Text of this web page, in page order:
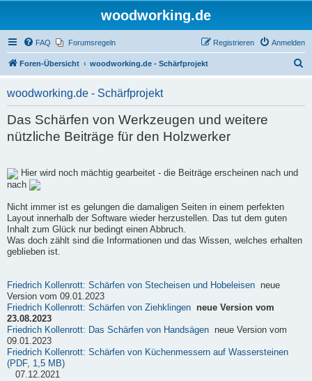
woodworking.de
FAQ Forumsregeln Anmelden
Registrieren
Foren-Übersicht woodworking.de - Schärfprojekt
woodworking.de - Schärfprojekt
Das Schärfen von Werkzeugen und weitere
nützliche Beiträge für den Holzwerker
Hier wird noch mächtig gearbeitet - die Beiträge erscheinen nach und
nach
Nicht immer ist es gelungen die damaligen Seiten in einem perfekten
Layout innerhalb der Software wieder herzustellen. Das tut dem guten
Inhalt zum Glück nur bedingt einen Abbruch.
Was doch zählt sind die Informationen und das Wissen, welches erhalten
geblieben ist.
Friedrich Kollenrott: Schärfen von Stecheisen und Hobeleisen neue
Version vom 09.01.2023
Friedrich Kollenrott: Schärfen von Ziehklingen
neue Version vom
23.08.2023
Friedrich Kollenrott: Das Schärfen von Handsägen neue Version vom
09.01.2023
Friedrich Kollenrott: Schärfen von Küchenmessern auf Wassersteinen
(PDF, 1,5 MB)
07.12.2021